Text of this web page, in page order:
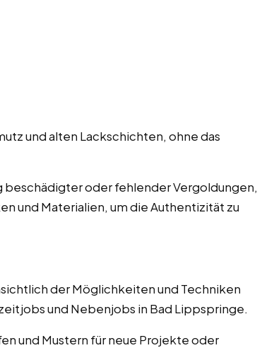
und alten Lackschichten, ohne das
beschädigter oder fehlender Vergoldungen,
und Materialien, um die Authentizität zu
der Möglichkeiten und Techniken
und Nebenjobs in Bad Lippspringe.
und Mustern für neue Projekte oder